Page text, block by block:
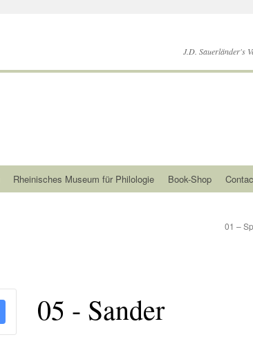
J.D. Sauerländer's
Rheinisches Museum für Philologie Book-Shop
01 –
05 - Sander